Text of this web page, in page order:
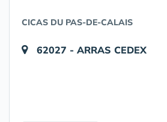
CICAS DU PAS-DE-CALAIS
62027 - ARRAS CEDEX